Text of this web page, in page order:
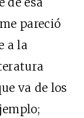
pareció
a la
va de los